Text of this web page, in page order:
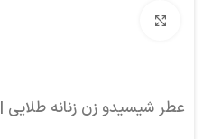
عطر شیسیدو زن زنانه طلایی | SHISEIDO Zen for Women